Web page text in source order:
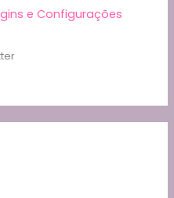
e Configurações